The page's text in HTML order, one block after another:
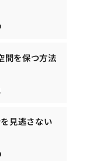
間を保つ方法
見逃さない